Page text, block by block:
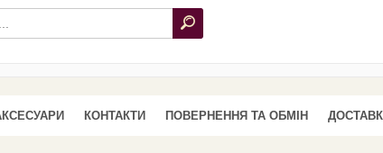
КОНТАКТИ ПОВЕРНЕННЯ ТА ОБМІН